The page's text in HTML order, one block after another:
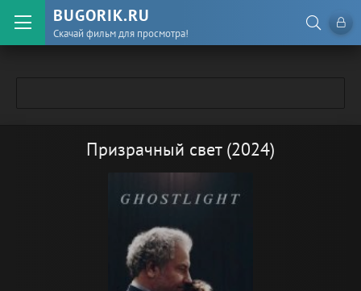
BUGORIK.RU
Скачай фильм для просмотра!
Призрачный свет (2024)